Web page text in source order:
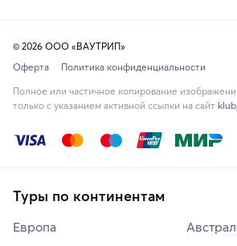
© 2026 ООО «ВАУТРИП»
Оферта
Политика конфиденциальности
Полное или частичное копирование
только с указанием активной ссылки на сайт
Туры по континентам
Европа